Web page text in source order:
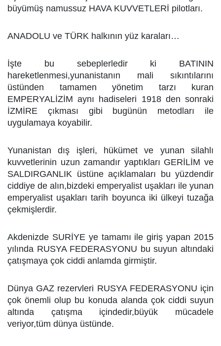
büyümüş namussuz HAVA KUVVETLERİ pilotları.
ANADOLU ve TÜRK halkının yüz karaları…
İşte bu sebeplerledir ki BATININ
hareketlenmesi,yunanistanın mali sıkıntılarını
üstünden tamamen yönetim tarzı kuran
EMPERYALİZİM aynı hadiseleri 1918 den sonraki
İZMİRE çıkması gibi bugünün metodları ile
uygulamaya koyabilir.
Yunanistan dış işleri, hükümet ve yunan silahlı
kuvvetlerinin uzun zamandır yaptıkları GERİLİM ve
SALDIRGANLIK üstüne açıklamaları bu yüzdendir
ciddiye de alın,bizdeki emperyalist uşakları ile yunan
emperyalist uşakları tarih boyunca iki ülkeyi tuzağa
çekmişlerdir.
Akdenizde SURİYE ye tamamı ile giriş yapan 2015
yılında RUSYA FEDERASYONU bu suyun altındaki
çatışmaya çok ciddi anlamda girmiştir.
Dünya GAZ rezervleri RUSYA FEDERASYONU için
çok önemli olup bu konuda alanda çok ciddi suyun
altında çatışma içindedir,büyük mücadele
veriyor,tüm dünya üstünde.